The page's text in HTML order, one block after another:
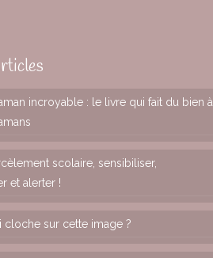
incroyable : le livre qui fait du bien à
scolaire, sensibiliser,
et alerter !
cloche sur cette image ?